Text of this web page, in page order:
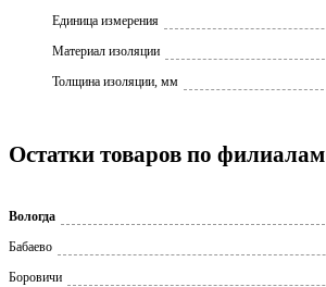
Единица измерения
Материал изоляции
Толщина изоляции, мм
Остатки товаров по филиалам
Вологда
Бабаево
Боровичи